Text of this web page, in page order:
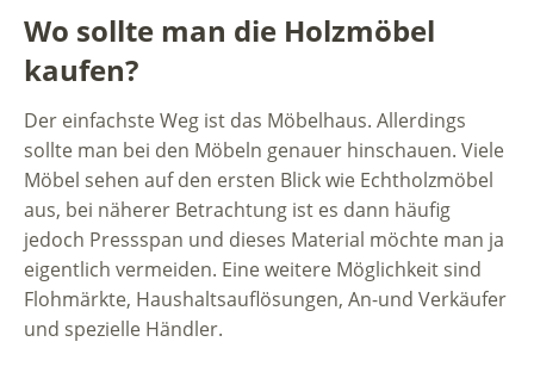
Wo sollte man die Holzmöbel
kaufen?
Der einfachste Weg ist das Möbelhaus. Allerdings
sollte man bei den Möbeln genauer hinschauen. Viele
Möbel sehen auf den ersten Blick wie Echtholzmöbel
aus, bei näherer Betrachtung ist es dann häufig
jedoch Pressspan und dieses Material möchte man ja
eigentlich vermeiden. Eine weitere Möglichkeit sind
Flohmärkte, Haushaltsauflösungen, An-und Verkäufer
und spezielle Händler.